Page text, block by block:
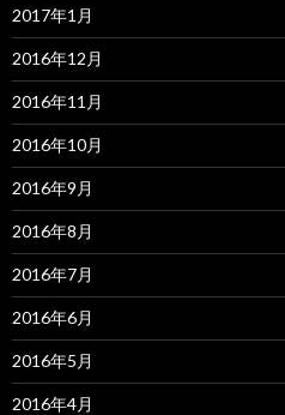
2017年1月
2016年12月
2016年11月
2016年10月
2016年9月
2016年8月
2016年7月
2016年6月
2016年5月
2016年4月